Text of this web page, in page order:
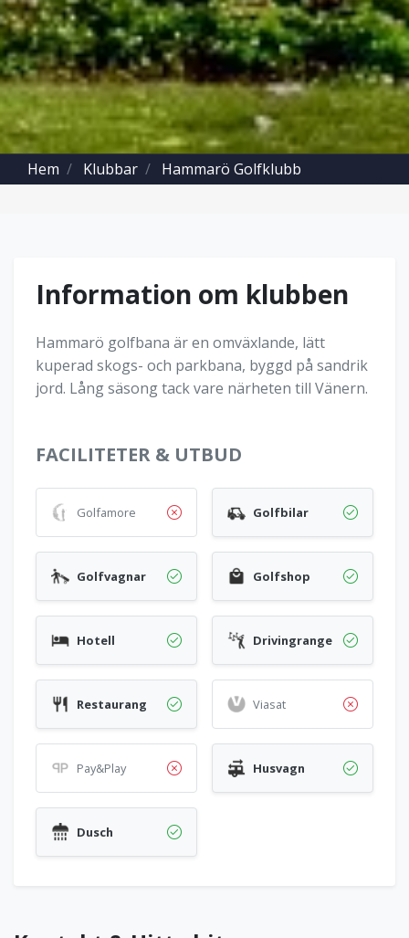
Hem Klubbar Hammarö Golfklubb
Information om klubben
Hammarö golfbana är en omväxlande, lätt
kuperad skogs- och parkbana, byggd på sandrik
jord. Lång säsong tack vare närheten till Vänern.
FACILITETER & UTBUD
Golfamore Golfbilar
Golfvagnar Golfshop
Hotell Drivingrange
Restaurang Viasat
Pay&Play Husvagn
Dusch